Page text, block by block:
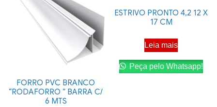
FORRO PVC BRANCO
“RODAFORRO ” BARRA C/
6 MTS
ESTRIVO PRONTO 4,2 12 X
17 CM
Leia mais
Peça pelo Whatsapp!